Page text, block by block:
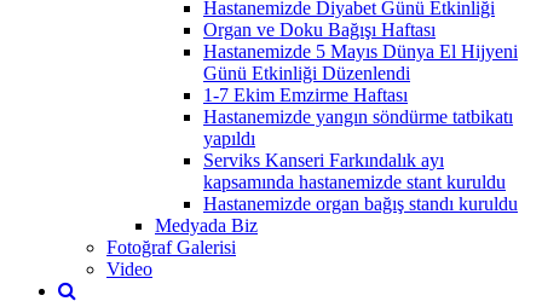
Hastanemizde Diyabet Günü Etkinliği
Organ ve Doku Bağışı Haftası
Hastanemizde 5 Mayıs Dünya El Hijyeni
Günü Etkinliği Düzenlendi
1-7 Ekim Emzirme Haftası
Hastanemizde yangın söndürme tatbikatı
yapıldı
Serviks Kanseri Farkındalık ayı
kapsamında hastanemizde stant kuruldu
Hastanemizde organ bağış standı kuruldu
Medyada Biz
Fotoğraf Galerisi
Video